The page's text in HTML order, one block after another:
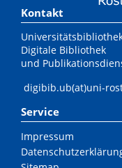
Kontakt
Digitale Bibliothek
und
digibib.ub(at)uni-
Service
Impressum